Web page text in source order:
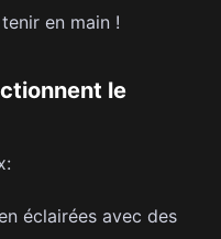
en main !
le
éclairées avec des